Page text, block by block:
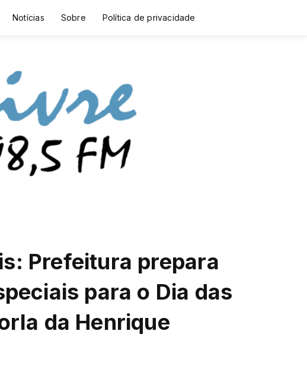
Notícias Sobre Política de privacidade
Prefeitura prepara
para o Dia das
da Henrique